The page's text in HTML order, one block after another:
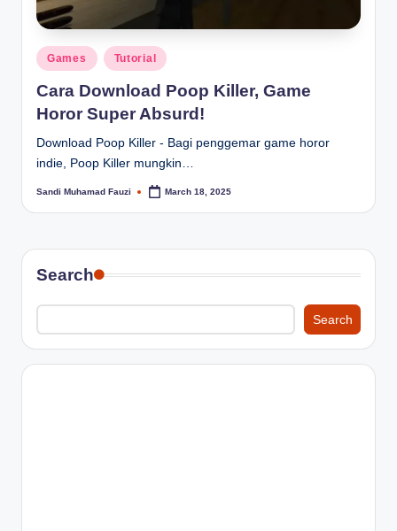
Posted
in
Games Tutorial
Cara Download Poop Killer, Game
Horor Super Absurd!
Download Poop Killer - Bagi penggemar game horor
indie, Poop Killer mungkin…
Posted
Sandi Muhamad Fauzi March 18, 2025
Search
Search